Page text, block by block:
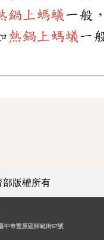
鍋上螞蟻一般
熱鍋上螞蟻一
部版權所有
中市豐原區師範街67號